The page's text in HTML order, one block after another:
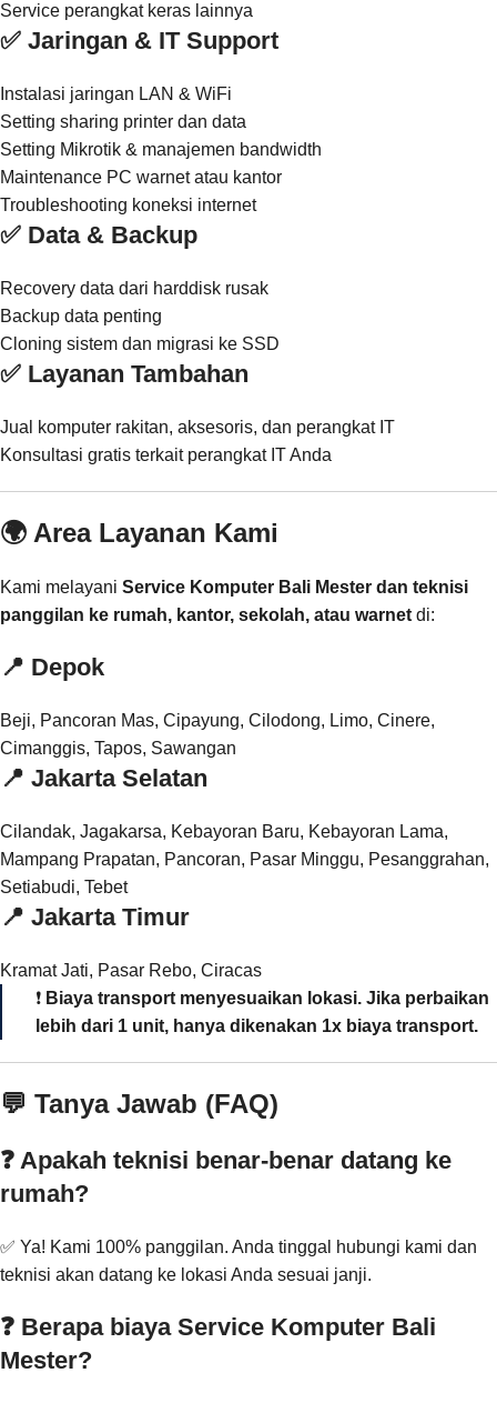
Service perangkat keras lainnya
✅ Jaringan & IT Support
Instalasi jaringan LAN & WiFi
Setting sharing printer dan data
Setting Mikrotik & manajemen bandwidth
Maintenance PC warnet atau kantor
Troubleshooting koneksi internet
✅ Data & Backup
Recovery data dari harddisk rusak
Backup data penting
Cloning sistem dan migrasi ke SSD
✅ Layanan Tambahan
Jual komputer rakitan, aksesoris, dan perangkat IT
Konsultasi gratis terkait perangkat IT Anda
🌍 Area Layanan Kami
Kami melayani Service Komputer Bali Mester dan teknisi
panggilan ke rumah, kantor, sekolah, atau warnet di:
📍 Depok
Beji, Pancoran Mas, Cipayung, Cilodong, Limo, Cinere,
Cimanggis, Tapos, Sawangan
📍 Jakarta Selatan
Cilandak, Jagakarsa, Kebayoran Baru, Kebayoran Lama,
Mampang Prapatan, Pancoran, Pasar Minggu, Pesanggrahan,
Setiabudi, Tebet
📍 Jakarta Timur
Kramat Jati, Pasar Rebo, Ciracas
❗ Biaya transport menyesuaikan lokasi. Jika perbaikan
lebih dari 1 unit, hanya dikenakan 1x biaya transport.
💬 Tanya Jawab (FAQ)
❓ Apakah teknisi benar-benar datang ke
rumah?
✅ Ya! Kami 100% panggilan. Anda tinggal hubungi kami dan
teknisi akan datang ke lokasi Anda sesuai janji.
❓ Berapa biaya Service Komputer Bali
Mester?